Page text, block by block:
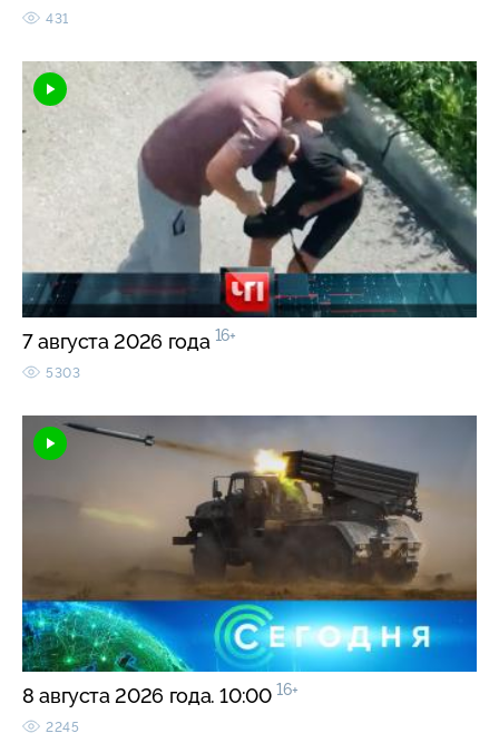
431
7 августа 2026 года 16+
5303
8 августа 2026 года. 10:00 16+
2245